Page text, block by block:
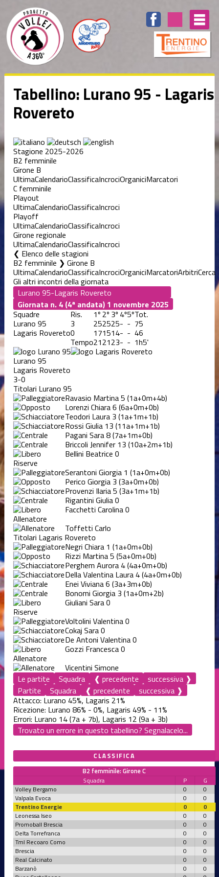
Tabellino: Lurano 95 - Lagaris
Rovereto
Stagione 2025-2026
B2 femminile
Girone B
UltimaCalendarioClassificaIncrociOrganiciMarcatori
C femminile
Playout
UltimaCalendarioClassificaIncroci
Playoff
UltimaCalendarioClassificaIncroci
Girone regionale
UltimaCalendarioClassificaIncroci
Elenco delle stagioni
B2 femminile ❯ Girone B
UltimaCalendarioClassificaIncrociOrganiciMarcatoriArbitriCerca
Gli altri incontri della giornata
Giornata n. 4 (4ª andata) 1 novembre 2025
Squadre
Ris. 1º 2º 3º 4º5ºTot.
Lurano 95 3 252525- - 75
Lagaris Rovereto0 171514- - 46
Tempo212123- - 1h5'
Lurano 95
Lagaris Rovereto
3-0
Titolari Lurano 95
Ravasio Martina5 (1a+0m+4b)
Lorenzi Chiara6 (6a+0m+0b)
Teodori Laura 3 (1a+1m+1b)
Rossi Giulia 13 (11a+1m+1b)
Pagani Sara8(7a+1m+0b)
Briccoli Jennifer 13 (10a+2m+1b)
Bellini Beatrice 0
Riserve
Serantoni Giorgia 1 (1a+0m+0b)
Perico Giorgia 3 (3a+0m+0b)
Provenzi Ilaria5 (3a+1m+1b)
Rigantini Giulia0
Facchetti Carolina0
Allenatore
Toffetti Carlo
Titolari Lagaris Rovereto
Negri Chiara 1 (1a+0m+0b)
Rizzi Martina5 (5a+0m+0b)
Perghem Aurora 4(4a+0m+0b)
Della Valentina Laura 4(4a+0m+0b)
Enei Viviana6 (3a+3m+0b)
Bonomi Giorgia 3 (1a+0m+2b)
Giuliani Sara0
Riserve
Voltolini Valentina0
Cokaj Sara0
De Antoni Valentina0
Gozzi Francesca0
Allenatore
Vicentini Simone
Le partite
Squadra ❰ precedente
successiva ❱
Partite
Squadra ❰ precedente
successiva ❱
Attacco: Lurano 45%, Lagaris 21%
Ricezione: Lurano 86% - 0%, Lagaris 49% - 11%
Errori: Lurano 14 (7a + 7b), Lagaris 12 (9a + 3b)
Trovato un errore in questo tabellino? Segnalacelo...
CLASSIFICA
B2 femminile: Girone C
Squadra P
G
Volley Bergamo
0
0
Valpala Evoca
0
0
Trentino Energie
0
0
Leonessa Iseo
0
0
Promoball Brescia
0
0
Delta Torrefranca
0
0
Tml Recoaro Como
0
0
Brescia
0
0
Real Calcinato
0
0
Barzanò
0
0